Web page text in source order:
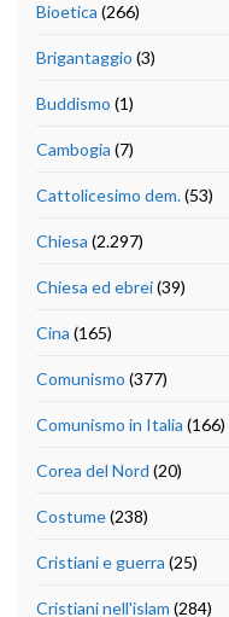
Bioetica (266)
Brigantaggio (3)
Buddismo (1)
Cambogia (7)
Cattolicesimo dem.(53)
Chiesa (2.297)
Chiesa ed ebrei(39)
Cina (165)
Comunismo (377)
Comunismo in Italia (166)
Corea del Nord (20)
Costume(238)
Cristiani e guerra (25)
Cristiani nell'islam (284)